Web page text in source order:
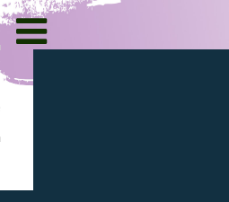
und Informationen
Toggle
navigation